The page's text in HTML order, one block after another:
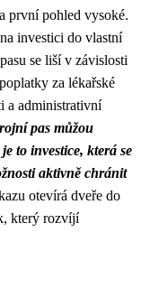
první pohled vysoké.
investici do vlastní
se liší v závislosti
za lékařské
a administrativní
pas můžou
to investice, která se
aktivně chránit
otevírá dveře do
který rozvíjí